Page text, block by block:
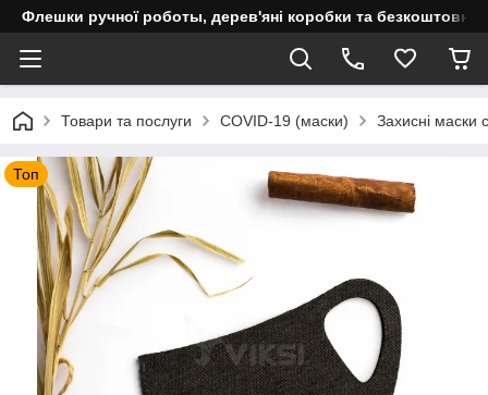
Флешки ручної роботы, дерев'яні коробки та безкоштовне
Товари та послуги COVID-19 (маски) Захисні маски
Топ